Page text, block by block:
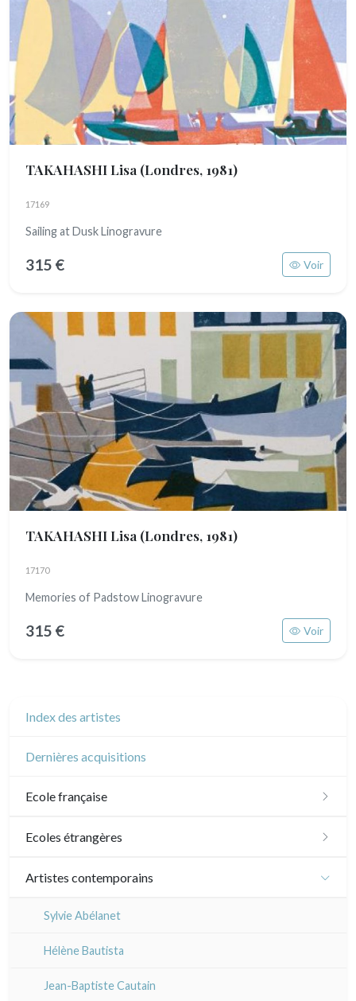
TAKAHASHI Lisa (Londres, 1981)
17169
Sailing at Dusk Linogravure
315 € Voir
TAKAHASHI Lisa (Londres, 1981)
17170
Memories of Padstow Linogravure
315 € Voir
Index des artistes
Dernières acquisitions
Ecole française
XVI - XVII°
Ecoles étrangères
Ecole anglaise
Ecoles du nord
Ecole italienne
Autres écoles
Artistes contemporains
Sylvie Abélanet
Hélène Bautista
Jean-Baptiste Cautain